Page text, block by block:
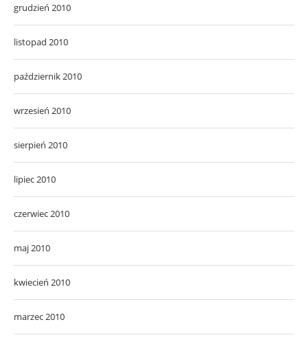
grudzień 2010
listopad 2010
październik 2010
wrzesień 2010
sierpień 2010
lipiec 2010
czerwiec 2010
maj 2010
kwiecień 2010
marzec 2010